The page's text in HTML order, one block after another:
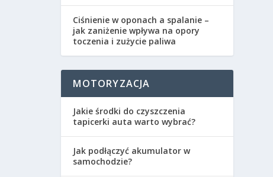
Ciśnienie w oponach a spalanie –
jak zaniżenie wpływa na opory
toczenia i zużycie paliwa
MOTORYZACJA
Jakie środki do czyszczenia
tapicerki auta warto wybrać?
Jak podłączyć akumulator w
samochodzie?